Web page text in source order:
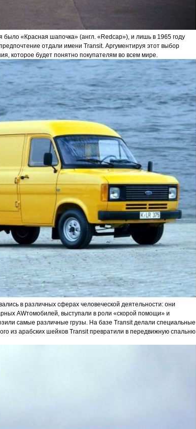
«Красная шапочка» (англ. «Redcap»), и лишь в 1965 году
отдали имени Transit. Аргументируя этот выбор
которое будет понятно покупателям во всем мире.
в различных сферах человеческой деятельности: они
AWтомобилей, выступали в роли «скорой помощи» и
самые различные грузы. На базе Transit делали специальные
из арабских шейхов Transit превратили в передвижную спальню